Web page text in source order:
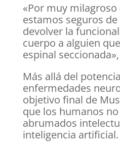
«Por muy milagroso
estamos seguros
devolver la
cuerpo a alguien
espinal
Más allá del
enfermedades
objetivo final de
que los humanos no
abrumados
inteligencia artificial.